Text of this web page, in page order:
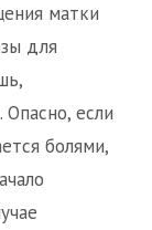
матки
для
если
болями,